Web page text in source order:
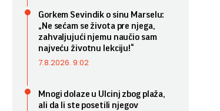
Gorkem Sevindik o sinu Marselu:
„Ne sećam se života pre njega,
zahvaljujući njemu naučio sam
najveću životnu lekciju!“
7.8.2026. 9:02
Mnogi dolaze u Ulcinj zbog plaža,
ali da li ste posetili njegov